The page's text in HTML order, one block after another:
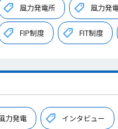
風力発電所 風力発
FIP制度 FIT制度
力発電 インタビュー